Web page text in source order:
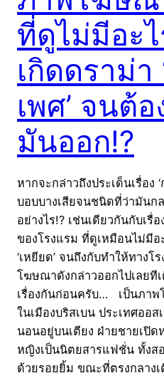
ที่ดูไม่มีอะ
เกิดดราม่า
เพศ’ จนต้
มันออก!?
หากจะกล่าวถึงประเด็นเรื่อง
บอบบางเสียจนชนิดที่ว่ามันก
อย่างไร!? เช่นเดียวกันกับเ
ของโรงแรม ที่ดูเหมือนไม่มี
‘เหยียด’ จนถึงกับทำให้ทาง
โฆษณาดังกล่าวออกไปเลย
เรื่องกันก่อนครับ… เป็นภาพ
ในเมืองบริสเบน ประเทศออ
นอนอยู่บนเตียง ฝ่ายชายเปิ
หญิงเป็นนิตยสารแฟชั่น ทั้งส
ด้วยรอยยิ้ม ขณะที่ตรงกลาง